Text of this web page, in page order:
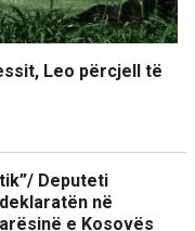
Leo përcjell të
Deputeti
në
e Kosovës